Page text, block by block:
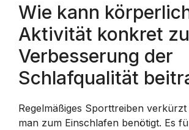
Wie kann
Aktivität konkret
Verbesserung der
Schlafqualität
Regelmäßiges Sporttreiben verkürzt
man zum Einschlafen benötigt. Es